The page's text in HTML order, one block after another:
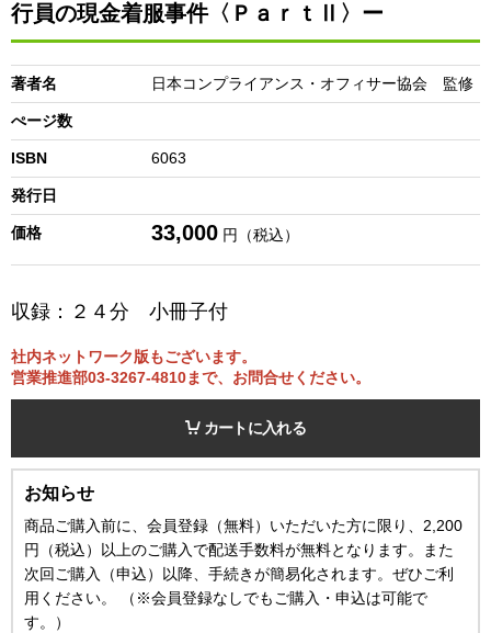
行員の現金着服事件〈ＰａｒｔⅡ〉ー
著者名 日本コンプライアンス・オフィサー協会 監修
ぺージ数
ISBN 6063
発行日
価格 33,000 円（税込）
収録：２４分 小冊子付
社内ネットワーク版もございます。
営業推進部03-3267-4810まで、お問合せください。
カートに入れる
お知らせ
商品ご購入前に、会員登録（無料）いただいた方に限り、2,200
円（税込）以上のご購入で配送手数料が無料となります。また
次回ご購入（申込）以降、手続きが簡易化されます。ぜひご利
用ください。 （※会員登録なしでもご購入・申込は可能で
す。）